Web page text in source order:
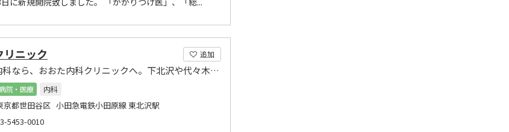
追加
リニック
内科・循環器内科なら、おおた内科クリニックへ。下北沢や代々木上原、池ノ上からも通院に便利。
院・医療
内科
京都世田谷区 小田急電鉄小田原線 東北沢駅
5453-0010